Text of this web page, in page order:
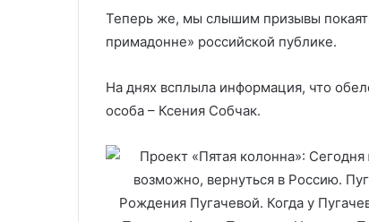
Теперь же, мы слышим призывы
примадонне» российской публике.
На днях всплыла информация, что
особа – Ксения Собчак.